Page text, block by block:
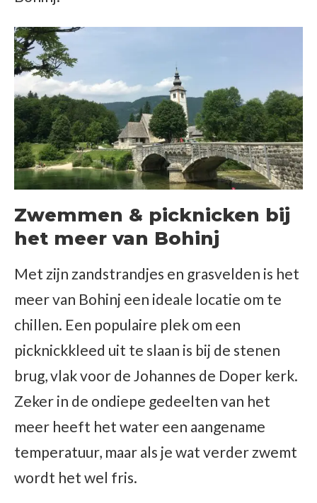
Zwemmen & picknicken bij
het meer van Bohinj
Met zijn zandstrandjes en grasvelden is het
meer van Bohinj een ideale locatie om te
chillen. Een populaire plek om een
picknickkleed uit te slaan is bij de stenen
brug, vlak voor de Johannes de Doper kerk.
Zeker in de ondiepe gedeelten van het
meer heeft het water een aangename
temperatuur, maar als je wat verder zwemt
wordt het wel fris.